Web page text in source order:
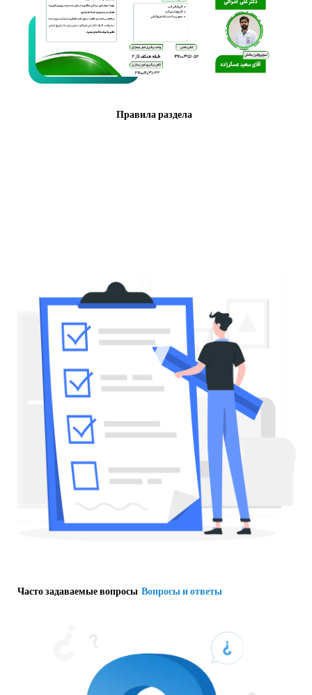
Правила раздела
Часто задаваемые вопросы Вопросы и ответы